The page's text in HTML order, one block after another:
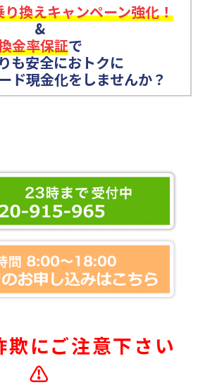
り換えキャンペーン強化！
&
金率保証で
も安全におトクに
ド現金化をしませんか？
にご注意下さい
⚠️